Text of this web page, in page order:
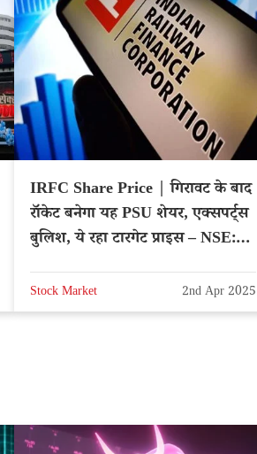
IRFC Share Price | गिरावट के बाद
रॉकेट बनेगा यह PSU शेयर, एक्सपर्ट्स
बुलिश, ये रहा टारगेट प्राइस – NSE:
Stock Market 2nd Apr 2025